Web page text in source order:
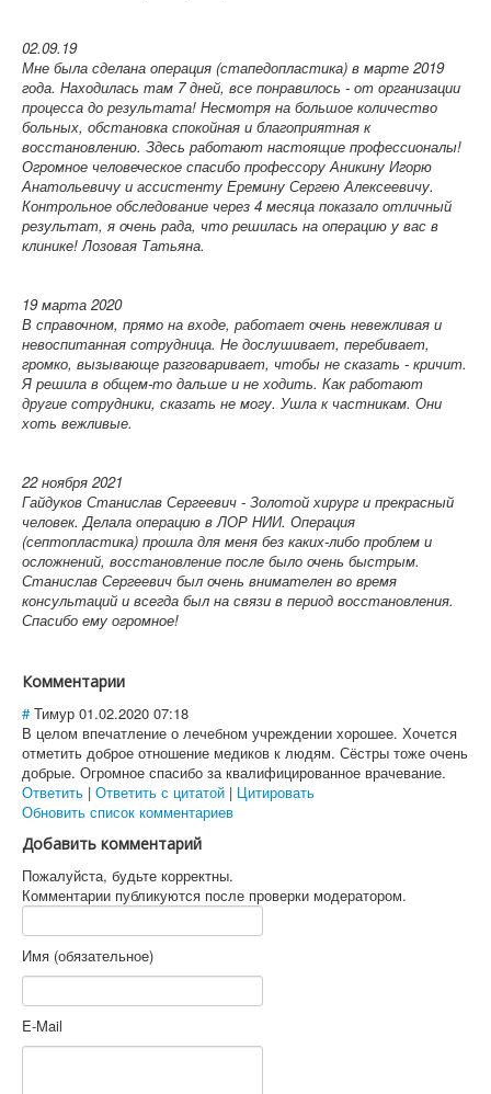
02.09.19
Мне была сделана операция (стапедопластика) в марте 2019
года. Находилась там 7 дней, все понравилось - от организации
процесса до результата! Несмотря на большое количество
больных, обстановка спокойная и благоприятная к
восстановлению. Здесь работают настоящие профессионалы!
Огромное человеческое спасибо профессору Аникину Игорю
Анатольевичу и ассистенту Еремину Сергею Алексеевичу.
Контрольное обследование через 4 месяца показало отличный
результат, я очень рада, что решилась на операцию у вас в
клинике! Лозовая Татьяна.
19 марта 2020
В справочном, прямо на входе, работает очень невежливая и
невоспитанная сотрудница. Не дослушивает, перебивает,
громко, вызывающе разговаривает, чтобы не сказать - кричит.
Я решила в общем-то дальше и не ходить. Как работают
другие сотрудники, сказать не могу. Ушла к частникам. Они
хоть вежливые.
22 ноября 2021
Гайдуков Станислав Сергеевич - Золотой хирург и прекрасный
человек. Делала операцию в ЛОР НИИ. Операция
(септопластика) прошла для меня без каких-либо проблем и
осложнений, восстановление после было очень быстрым.
Станислав Сергеевич был очень внимателен во время
консультаций и всегда был на связи в период восстановления.
Спасибо ему огромное!
Комментарии
# Тимур 01.02.2020 07:18
В целом впечатление о лечебном учреждении хорошее. Хочется
отметить доброе отношение медиков к людям. Сёстры тоже очень
добрые. Огромное спасибо за квалифицированное врачевание.
Ответить | Ответить с цитатой | Цитировать
Обновить список комментариев
Добавить комментарий
Пожалуйста, будьте корректны.
Комментарии публикуются после проверки модератором.
Имя (обязательное)
E-Mail